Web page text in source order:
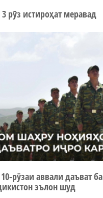
рӯз истироҳат меравад
рӯзаи аввали даъват ба
эълон шуд